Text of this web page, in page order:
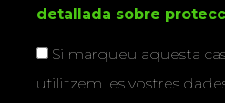
detallada sobre
Si marqueu aquesta
utilitzem les vostres